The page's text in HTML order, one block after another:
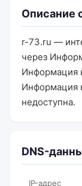
Описание
r-73.ru —
через
Информация
Информация
недоступна.
DNS-
IP-адрес